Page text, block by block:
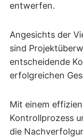
entwerfen.
Angesichts der
sind
entscheidende
erfolgreichen
Mit einem
Kontrollprozess
die